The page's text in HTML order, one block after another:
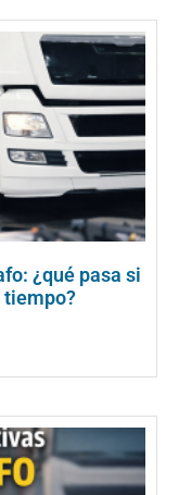
¿qué pasa si
tiempo?